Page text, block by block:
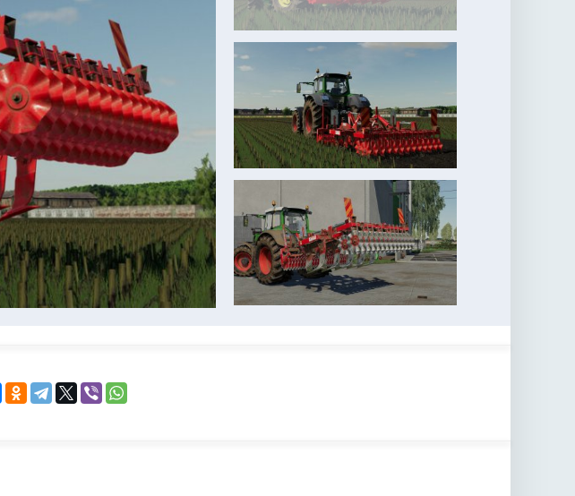
KENSHI
экшн